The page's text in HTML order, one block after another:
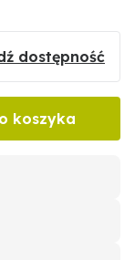
dostępność
koszyka